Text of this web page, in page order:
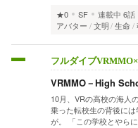
★0
SF 連載中 6話
アバター
文明 生命
フルダイブ
VRMMO－High
10月、VRの高校の海人
乗った転校生の背後に
が。 「この学校とやら